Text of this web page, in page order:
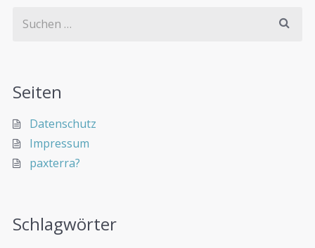
Seiten
Datenschutz
Impressum
paxterra?
Schlagwörter